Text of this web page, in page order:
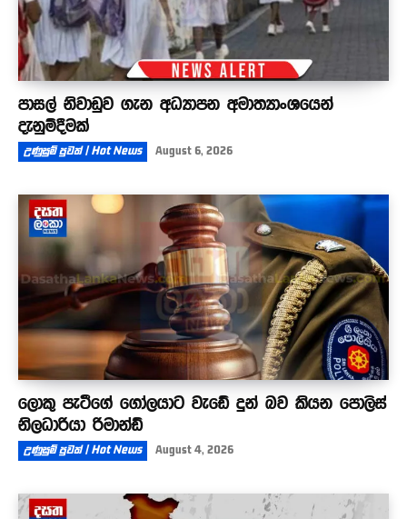
පාසල් නිවාඩුව ගැන අධ්‍යාපන අමාත්‍යාංශයෙන්
දැනුම්දීමක්
උණුසුම් පුවත් | Hot News August 6, 2026
ලොකු පැටීගේ ගෝලයාට වැඩේ දුන් බව කියන පොලිස්
නිලධාරියා රිමාන්ඩ්
උණුසුම් පුවත් | Hot News August 4, 2026